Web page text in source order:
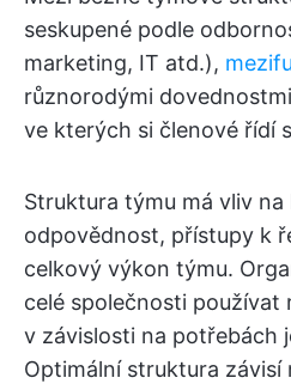
seskupené podle
marketing, IT atd.),
různorodými
ve kterých si členové řídí
Struktura týmu má vliv na
odpovědnost, přístupy k
celkový výkon týmu.
celé společnosti
v závislosti na potřebách
Optimální struktura závisí